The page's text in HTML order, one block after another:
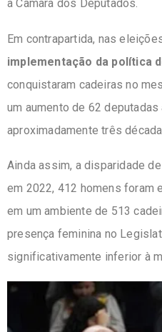
a Câmara dos Deputados.
Em contrapartida, nas
implementação da política
conquistaram cadeiras no
um aumento de 62 deputadas
aproximadamente três
Ainda assim, a disparidade
em 2022, 412 homens foram
em um ambiente de 513
presença feminina no
significativamente inferior à